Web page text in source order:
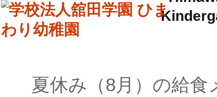
夏休み（8月）の給食